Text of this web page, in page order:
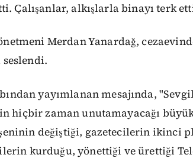
Çalışanlar, alkışlarla binayı terk
Merdan Yanardağ,
seslendi.
yayımlanan mesajında,
hiçbir zaman unutamayacağı
değiştiği, gazetecilerin ikinci
kurduğu, yönettiği ve ürettiği